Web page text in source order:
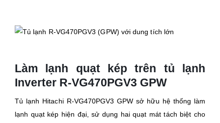
Làm lạnh quạt kép trên tủ lạnh
Inverter R-VG470PGV3 GPW
Tủ lạnh Hitachi R-VG470PGV3 GPW sở hữu hệ thống làm
lạnh quạt kép hiện đại, sử dụng hai quạt mát tách biệt cho